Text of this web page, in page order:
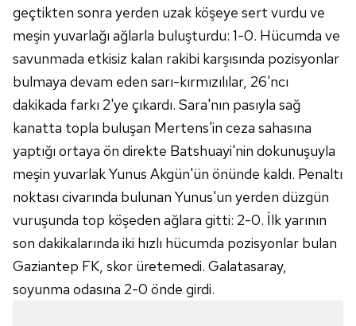
geçtikten sonra yerden uzak köşeye sert vurdu ve
meşin yuvarlağı ağlarla buluşturdu: 1-0. Hücumda ve
savunmada etkisiz kalan rakibi karşısında pozisyonlar
bulmaya devam eden sarı-kırmızılılar, 26'ncı
dakikada farkı 2'ye çıkardı. Sara'nın pasıyla sağ
kanatta topla buluşan Mertens'in ceza sahasına
yaptığı ortaya ön direkte Batshuayi'nin dokunuşuyla
meşin yuvarlak Yunus Akgün'ün önünde kaldı. Penaltı
noktası civarında bulunan Yunus'un yerden düzgün
vuruşunda top köşeden ağlara gitti: 2-0. İlk yarının
son dakikalarında iki hızlı hücumda pozisyonlar bulan
Gaziantep FK, skor üretemedi. Galatasaray,
soyunma odasına 2-0 önde girdi.